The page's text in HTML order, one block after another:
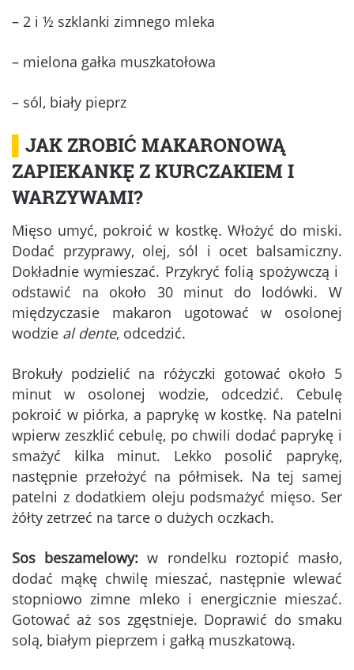
– 2 i ½ szklanki zimnego mleka
– mielona gałka muszkatołowa
– sól, biały pieprz
JAK ZROBIĆ MAKARONOWĄ
ZAPIEKANKĘ Z KURCZAKIEM I
WARZYWAMI?
Mięso umyć, pokroić w kostkę. Włożyć do miski.
Dodać przyprawy, olej, sól i ocet balsamiczny.
Dokładnie wymieszać. Przykryć folią spożywczą i
odstawić na około 30 minut do lodówki. W
międzyczasie makaron ugotować w osolonej
wodzie al dente, odcedzić.
Brokuły podzielić na różyczki gotować około 5
minut w osolonej wodzie, odcedzić. Cebulę
pokroić w piórka, a paprykę w kostkę. Na patelni
wpierw zeszklić cebulę, po chwili dodać paprykę i
smażyć kilka minut. Lekko posolić paprykę,
następnie przełożyć na półmisek. Na tej samej
patelni z dodatkiem oleju podsmażyć mięso. Ser
żółty zetrzeć na tarce o dużych oczkach.
Sos beszamelowy: w rondelku roztopić masło,
dodać mąkę chwilę mieszać, następnie wlewać
stopniowo zimne mleko i energicznie mieszać.
Gotować aż sos zgęstnieje. Doprawić do smaku
solą, białym pieprzem i gałką muszkatową.